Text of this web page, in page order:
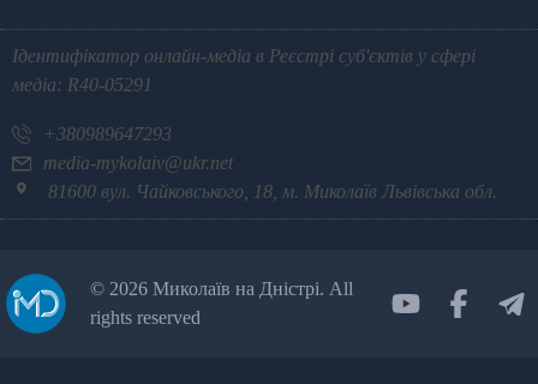
Ідентифікатор онлайн-медіа в Реєстрі суб'єктів у сфері
медіа: R40-05291
+380989647293
media-mykolaiv@ukr.net
81600 вул. Чайковського, 18, м. Миколаїв Львівська обл.
© 2026 Миколаїв на Дністрі. All
rights reserved